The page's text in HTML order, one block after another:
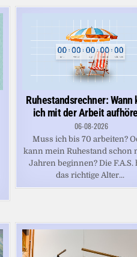
Ruhestandsrechner: Wann
ich mit der Arbeit
06-08-2026
Muss ich bis 70 arbeiten?
kann mein Ruhestand schon
Jahren beginnen? Die F.A.S.
das richtige Alter...